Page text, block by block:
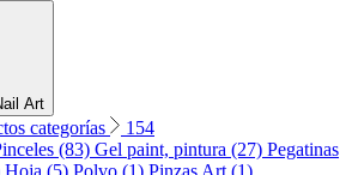
Art
categorías
154
(83) Gel paint, pintura (27) Pegatinas
Hoja (5) Polvo (1) Pinzas Art (1)